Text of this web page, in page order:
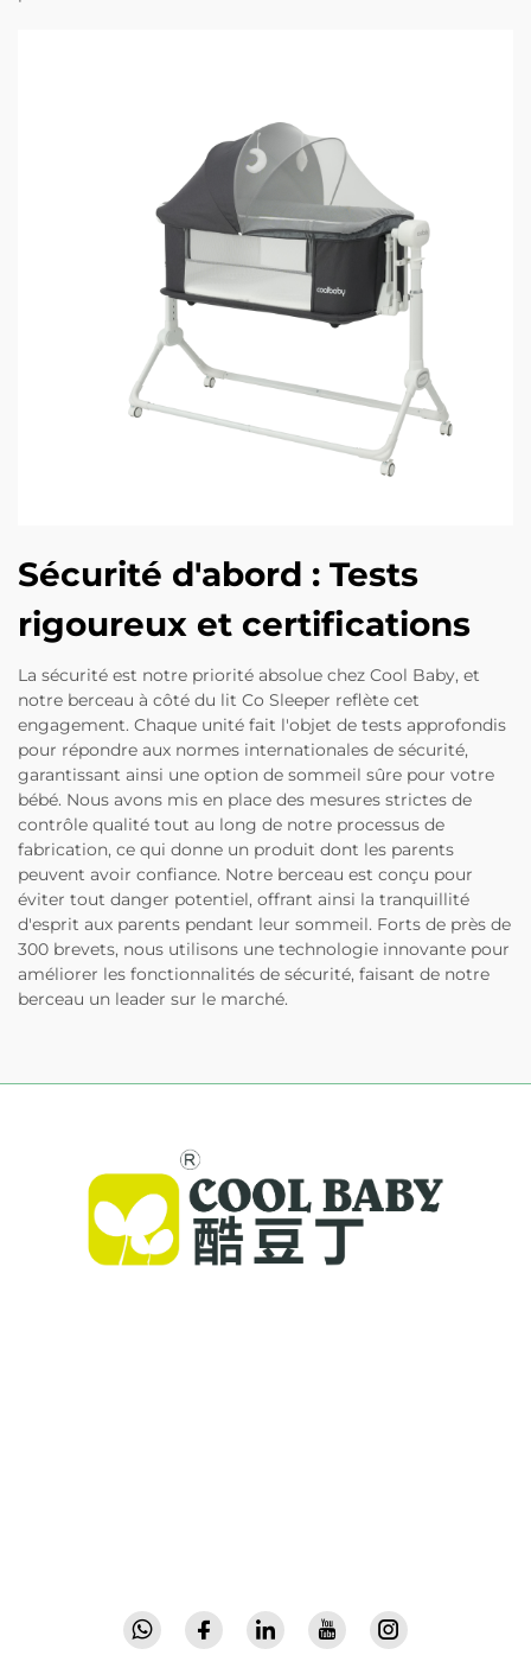
Sécurité d'abord : Tests
rigoureux et certifications
La sécurité est notre priorité absolue chez Cool Baby, et
notre berceau à côté du lit Co Sleeper reflète cet
engagement. Chaque unité fait l'objet de tests approfondis
pour répondre aux normes internationales de sécurité,
garantissant ainsi une option de sommeil sûre pour votre
bébé. Nous avons mis en place des mesures strictes de
contrôle qualité tout au long de notre processus de
fabrication, ce qui donne un produit dont les parents
peuvent avoir confiance. Notre berceau est conçu pour
éviter tout danger potentiel, offrant ainsi la tranquillité
d'esprit aux parents pendant leur sommeil. Forts de près de
300 brevets, nous utilisons une technologie innovante pour
améliorer les fonctionnalités de sécurité, faisant de notre
berceau un leader sur le marché.